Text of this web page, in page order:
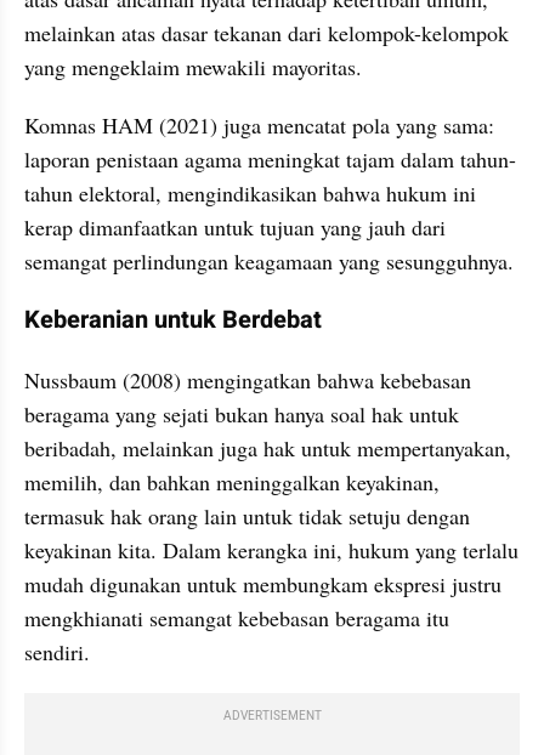
melainkan atas dasar tekanan dari kelompok-kelompok
yang mengeklaim mewakili mayoritas.
Komnas HAM (2021) juga mencatat pola yang sama:
laporan penistaan agama meningkat tajam dalam tahun-
tahun elektoral, mengindikasikan bahwa hukum ini
kerap dimanfaatkan untuk tujuan yang jauh dari
semangat perlindungan keagamaan yang sesungguhnya.
Keberanian untuk Berdebat
Nussbaum (2008) mengingatkan bahwa kebebasan
beragama yang sejati bukan hanya soal hak untuk
beribadah, melainkan juga hak untuk mempertanyakan,
memilih, dan bahkan meninggalkan keyakinan,
termasuk hak orang lain untuk tidak setuju dengan
keyakinan kita. Dalam kerangka ini, hukum yang terlalu
mudah digunakan untuk membungkam ekspresi justru
mengkhianati semangat kebebasan beragama itu
sendiri.
ADVERTISEMENT